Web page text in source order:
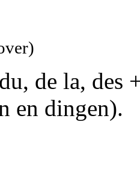
de la, des
en dingen).